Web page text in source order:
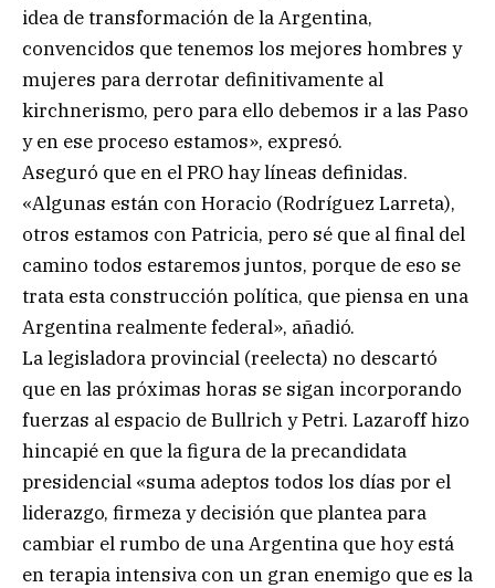
idea de transformación de la Argentina,
convencidos que tenemos los mejores hombres y
mujeres para derrotar definitivamente al
kirchnerismo, pero para ello debemos ir a las Paso
y en ese proceso estamos», expresó.
Aseguró que en el PRO hay líneas definidas.
«Algunas están con Horacio (Rodríguez Larreta),
otros estamos con Patricia, pero sé que al final del
camino todos estaremos juntos, porque de eso se
trata esta construcción política, que piensa en una
Argentina realmente federal», añadió.
La legisladora provincial (reelecta) no descartó
que en las próximas horas se sigan incorporando
fuerzas al espacio de Bullrich y Petri. Lazaroff hizo
hincapié en que la figura de la precandidata
presidencial «suma adeptos todos los días por el
liderazgo, firmeza y decisión que plantea para
cambiar el rumbo de una Argentina que hoy está
en terapia intensiva con un gran enemigo que es la